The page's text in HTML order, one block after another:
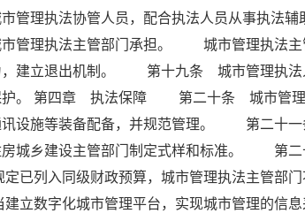
管理执法协管人员，配合执法人员从事执
市管理执法主管部门承担。 城市管理执法主
，建立退出机制。 第十九条 城市管理执法
护。 第四章 执法保障 第二十条 城市管理
讯设施等装备配备，并规范管理。 第二十
房城乡建设主管部门制定式样和标准。 第
列入同级财政预算，城市管理执法主管部门
数字化城市管理平台，实现城市管理的信息